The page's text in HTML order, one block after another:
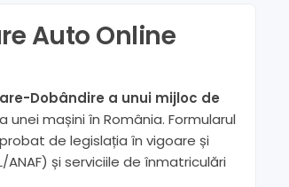
Auto Online
Dobândire a unui mijloc de
mașini în România. Formularul
de legislația în vigoare și
și serviciile de înmatriculări